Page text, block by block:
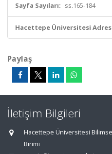
Sayfa Sayıları: ss.165-184
Hacettepe Üniversitesi
Paylaş
İletişim Bilgileri
Hacettepe Üniversitesi
Birimi